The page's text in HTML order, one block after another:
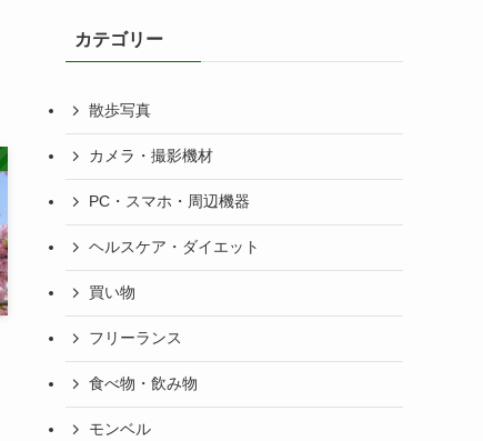
カテゴリー
散歩写真
カメラ・撮影機材
PC・スマホ・周辺機器
ヘルスケア・ダイエット
買い物
フリーランス
食べ物・飲み物
モンベル